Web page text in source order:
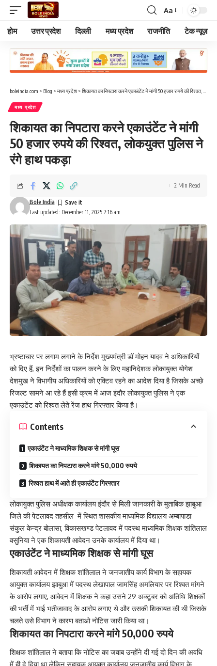
Font
Resizer
Aa
होम उत्तर प्रदेश दिल्ली मध्य प्रदेश राजनीति टेक न्यूज़
boleindia.com > Blog > मध्य प्रदेश> शिकायत का निपटारा करने एकाउंटेंट ने मांगी 50 हजार रुपये की रिश्वत, लोकयुक्त पुलिस ने रंगे हाथ पकड़ा
मध्य प्रदेश
शिकायत का निपटारा करने एकाउंटेंट ने मांगी
50 हजार रुपये की रिश्वत, लोकयुक्त पुलिस ने
रंगे हाथ पकड़ा
Last updated: December 11, 2025 7:16 am
Bole India
2 Min Read
भ्रष्टाचार पर लगाम लगाने के निर्देश मुख्यमंत्री डॉ मोहन यादव ने अधिकारियों
को दिए हैं, इन निर्देशों का पालन करने के लिए महानिदेशक लोकायुक्त योगेश
देशमुख ने विभागीय अधिकारियों को एक्टिव रहने का आदेश दिया है जिसके अच्छे
रिजल्ट सामने आ रहे हैं इसी क्रम में आज इंदौर लोकायुक्त पुलिस ने एक
एकाउंटेंट को रिश्वत लेते रेंज हाथ गिरफ्तार किया है।
Contents
एकाउंटेंट ने माध्यमिक शिक्षक से मांगी घूस
शिकायत का निपटारा करने मांगे 50,000 रुपये
रिश्वत हाथ में आते ही एकाउंटेंट गिरफ्तार
लोकायुक्त पुलिस अधीक्षक कार्यालय इंदौर से मिली जानकारी के मुताबिक झाबुआ
जिले की पेटलावद तहसील में स्थित शासकीय माध्यमिक विद्यालय अम्बापाडा
संकुल केन्द्र बोलासा, विकासखण्ड पेटलावद में पदस्थ माध्यमिक शिक्षक शांतिलाल
वसुनिया ने एक शिकायती आवेदन उनके कार्यालय में दिया था।
एकाउंटेंट ने माध्यमिक शिक्षक से मांगी घूस
शिकायती आवेदन में शिक्षक शांतिलाल ने जनजातीय कार्य विभाग के सहायक
आयुक्त कार्यालय झाबुआ में पदस्थ लेखापाल जामसिंह अमलियार पर रिश्वत मांगने
के आरोप लगाए, आवेदन में शिक्षक ने कहा उसने 29 अक्टूबर को अतिथि शिक्षकों
की भर्ती में भाई भतीजावाद के आरोप लगाए थे और उसकी शिकायत की थी जिसके
चलते उसे विभाग ने कारण बताओ नोटिस जारी किया था।
शिकायत का निपटारा करने मांगे 50,000 रुपये
शिक्षक शांतिलाल ने बताया कि नोटिस का जवाब उन्होंने दी गई दो दिन की अवधि